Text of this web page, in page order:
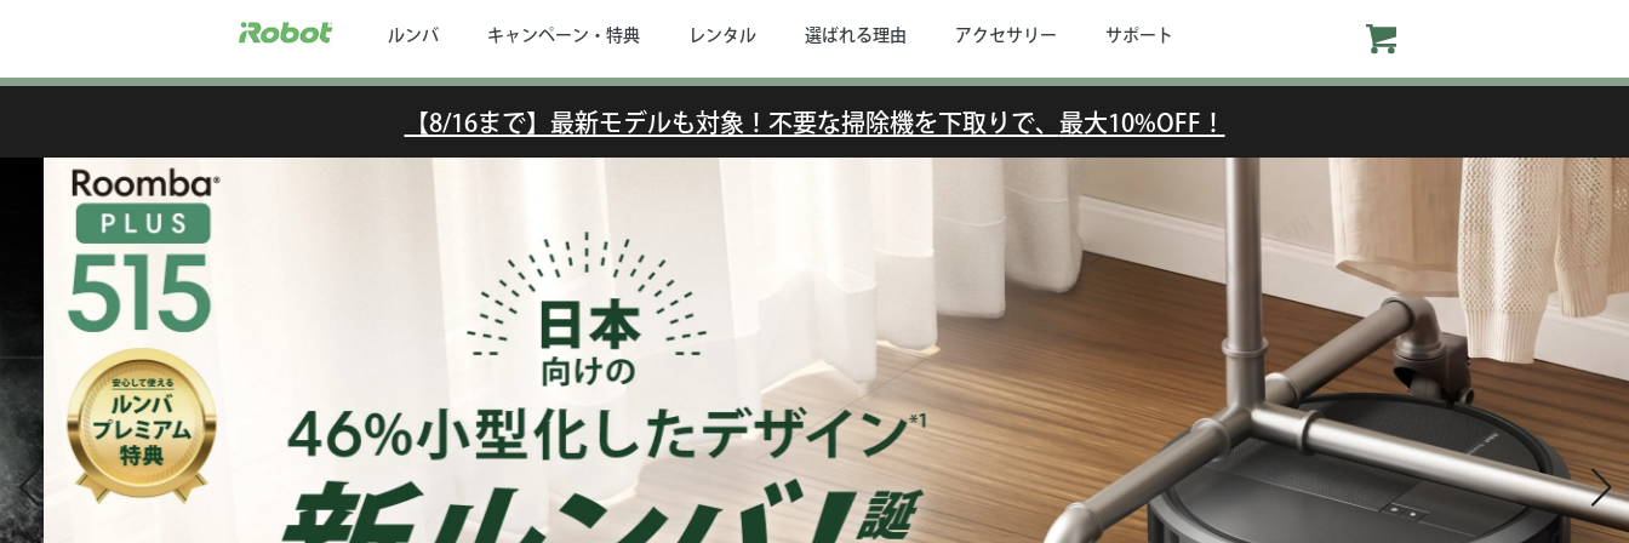
ルンバ キャンペーン・特典 レンタル 選ばれる理由 アクセサリー サポート
【8/16まで】最新モデルも対象！不要な掃除機を下取りで、 最大10%OFF！